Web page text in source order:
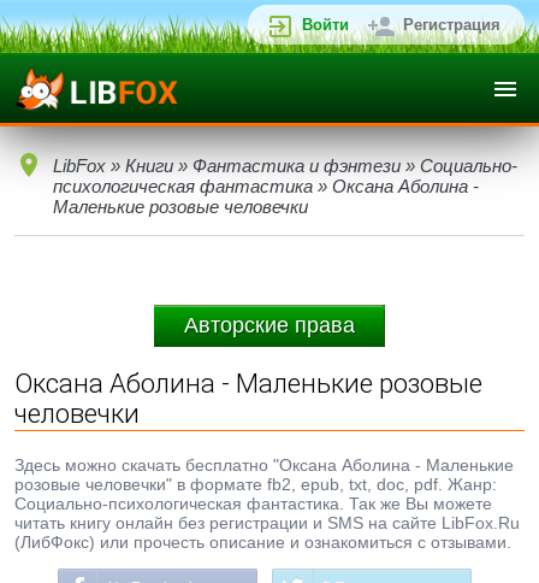
Войти Регистрация
LibFox » Книги » Фантастика и фэнтези » Социально-
психологическая фантастика » Оксана Аболина -
Маленькие розовые человечки
Авторские права
Оксана Аболина - Маленькие розовые
человечки
Здесь можно скачать бесплатно "Оксана Аболина - Маленькие
розовые человечки" в формате fb2, epub, txt, doc, pdf. Жанр:
Социально-психологическая фантастика. Так же Вы можете
читать книгу онлайн без регистрации и SMS на сайте LibFox.Ru
(ЛибФокс) или прочесть описание и ознакомиться с отзывами.